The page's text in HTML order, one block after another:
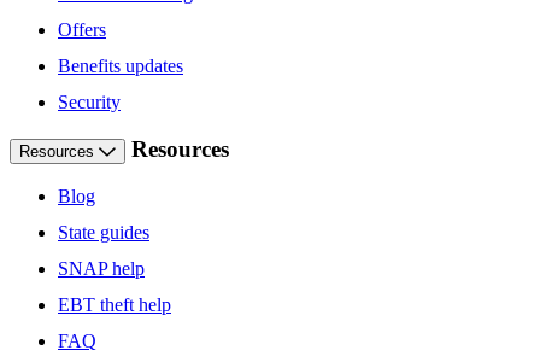
Offers
Benefits updates
Security
Resources Resources
Blog
State guides
SNAP help
EBT theft help
FAQ